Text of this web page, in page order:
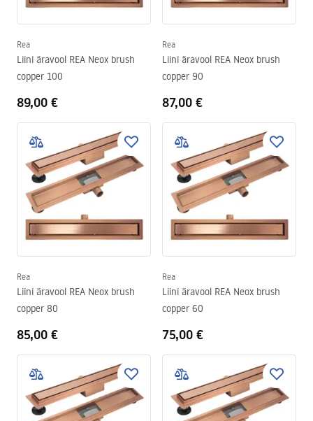
Rea
Liini äravool REA Neox brush
copper 100
89,00 €
Rea
Liini äravool REA Neox brush
copper 90
87,00 €
Rea
Liini äravool REA Neox brush
copper 80
85,00 €
Rea
Liini äravool REA Neox brush
copper 60
75,00 €